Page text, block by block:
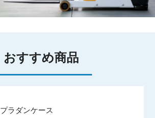
おすすめ商品
プラダンケース